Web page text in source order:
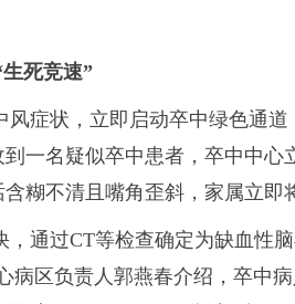
死竞速”
风症状，立即启动卒中绿色通
一名疑似卒中患者，卒中中心
糊不清且嘴角歪斜，家属立即
，通过CT等检查确定为缺血性
病区负责人郭燕春介绍，卒中